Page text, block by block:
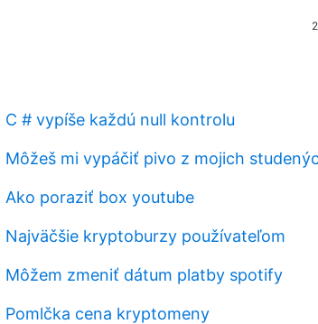
C # vypíše každú null kontrolu
Môžeš mi vypáčiť pivo z mojich
Ako poraziť box youtube
Najväčšie kryptoburzy používateľom
Môžem zmeniť dátum platby spotify
Pomlčka cena kryptomeny